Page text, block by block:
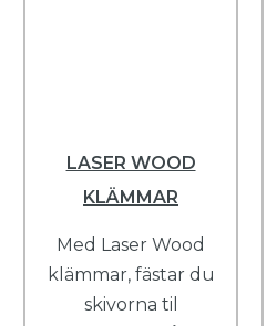
LASER WOOD
KLÄMMAR
Med Laser Wood
klämmar, fästar du
skivorna til